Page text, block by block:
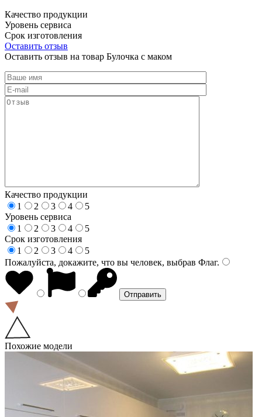
Качество продукции
Уровень сервиса
Срок изготовления
Оставить отзыв
Оставить отзыв на товар Булочка с маком
Качество продукции
1
2 3 4
5
Уровень сервиса
1
2 3 4
5
Срок изготовления
1
2 3 4
5
Пожалуйста, докажите, что вы человек, выбрав Флаг.
Похожие модели